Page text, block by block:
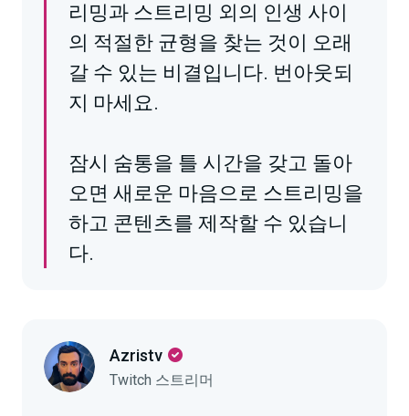
리밍과 스트리밍 외의 인생 사이
의 적절한 균형을 찾는 것이 오래
갈 수 있는 비결입니다. 번아웃되
지 마세요.
잠시 숨통을 틀 시간을 갖고 돌아
오면 새로운 마음으로 스트리밍을
하고 콘텐츠를 제작할 수 있습니
다.
Azristv
Twitch 스트리머